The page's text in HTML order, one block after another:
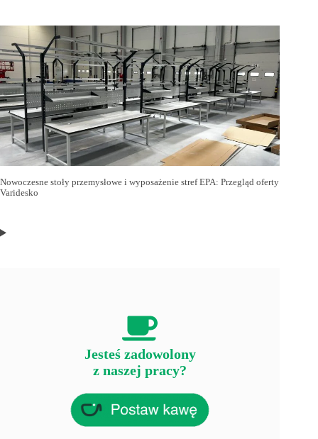
Nowoczesne stoły przemysłowe i wyposażenie stref EPA: Przegląd oferty
Varidesko
Jesteś zadowolony
z naszej pracy?